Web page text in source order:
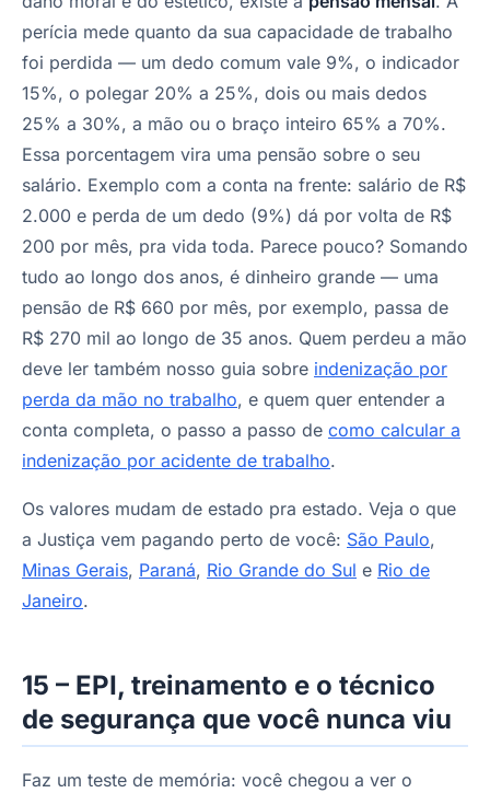
perícia mede quanto da sua capacidade de trabalho
foi perdida — um dedo comum vale 9%, o indicador
15%, o polegar 20% a 25%, dois ou mais dedos
25% a 30%, a mão ou o braço inteiro 65% a 70%.
Essa porcentagem vira uma pensão sobre o seu
salário. Exemplo com a conta na frente: salário de R$
2.000 e perda de um dedo (9%) dá por volta de R$
200 por mês, pra vida toda. Parece pouco? Somando
tudo ao longo dos anos, é dinheiro grande — uma
pensão de R$ 660 por mês, por exemplo, passa de
R$ 270 mil ao longo de 35 anos. Quem perdeu a mão
deve ler também nosso guia sobre indenização por
perda da mão no trabalho, e quem quer entender a
conta completa, o passo a passo de como calcular a
indenização por acidente de trabalho.
Os valores mudam de estado pra estado. Veja o que
a Justiça vem pagando perto de você: São Paulo,
Minas Gerais, Paraná, Rio Grande do Sul e Rio de
Janeiro.
15 – EPI, treinamento e o técnico
de segurança que você nunca viu
Faz um teste de memória: você chegou a ver o